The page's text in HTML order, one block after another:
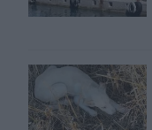
Πέθανε το άσπρο